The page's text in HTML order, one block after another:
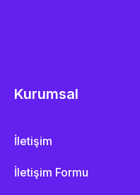
Kurumsal
İletişim
İletişim Formu